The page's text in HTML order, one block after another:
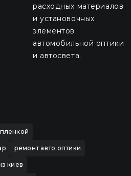
расходных материалов
и установочных
элементов
автомобильной оптики
и автосвета.
ремонт авто оптики
киев